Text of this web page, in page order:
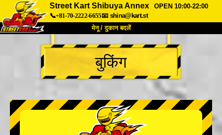
Street Kart Shibuya Annex
OPEN 10:00-22:00
📞+81-70-2222-6655📧 shina@kart.st
मेनू / दुकान बदलें
TOP
हमारे बारे में विशेषताएँ कीमत
कंपनी बुकिंग
शाखा बदलें
बुकिंग